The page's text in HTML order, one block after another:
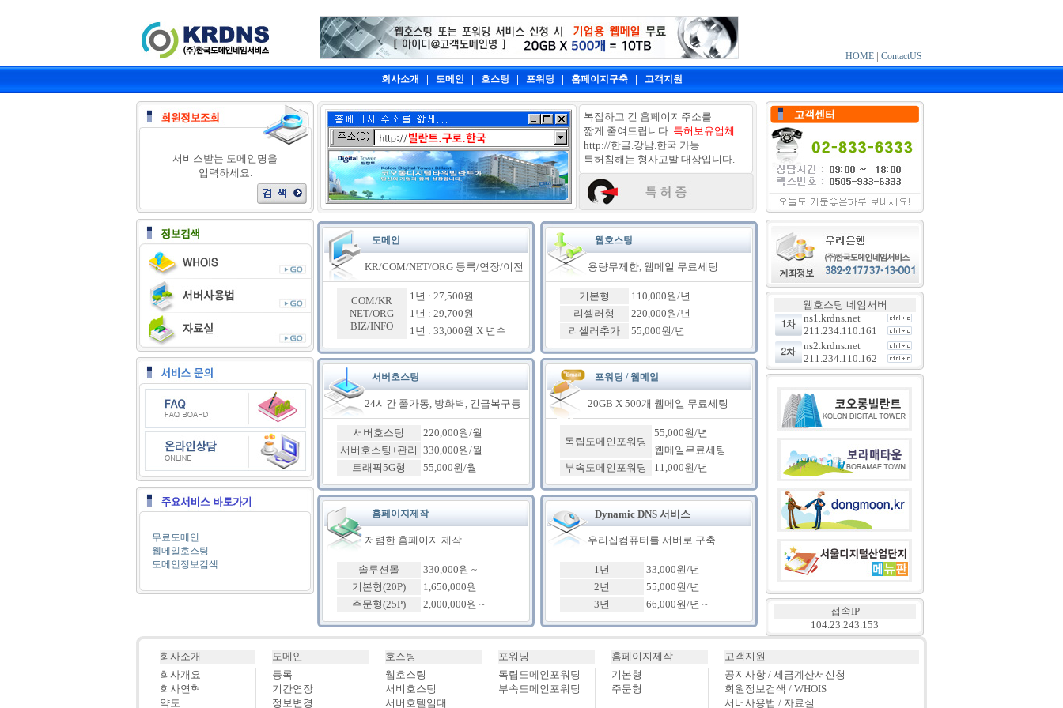
HOME | ContactUS
회사소개 | 도메인 | 호스팅 | 포워딩 | 홈페이지구축 | 고객지원
서비스받는 도메인명을
입력하세요.
무료도메인
웹메일호스팅
도메인정보검색
복잡하고 긴 홈페이지주소를
짧게 줄여드립니다. 특허보유업체
http://한글.강남.한국 가능
특허침해는 형사고발 대상입니다.
도메인
KR/COM/NET/ORG 등록/연장/이전
COM/KR
NET/ORG
BIZ/INFO
1년 : 27,500원
1년 : 29,700원
1년 : 33,000원 X 년수
웹호스팅
용량무제한, 웹메일 무료세팅
기본형
110,000원/년
리셀러형
220,000원/년
리셀러추가
55,000원/년
서버호스팅
24시간 풀가동, 방화벽, 긴급복구등
서버호스팅
220,000원/월
서버호스팅+관리 330,000원/월
트래픽5G형
55,000원/월
포워딩 / 웹메일
20GB X 500개 웹메일 무료세팅
독립도메인포워딩
55,000원/년
웹메일무료세팅
부속도메인포워딩
11,000원/년
홈페이지제작
저렴한 홈페이지 제작
솔루션몰
330,000원 ~
기본형(20P)
1,650,000원
주문형(25P)
2,000,000원 ~
Dynamic DNS 서비스
우리집컴퓨터를 서버로 구축
1년
33,000원/년
2년
55,000원/년
3년
66,000원/년 ~
웹호스팅 네임서버
ns1.krdns.net
211.234.110.161
ns2.krdns.net
211.234.110.162
접속IP
104.23.243.153
회사소개 도메인 호스팅 포워딩 홈페이지제작
고객지원
회사개요
회사연혁
약도
등록
기간연장
정보변경
웹호스팅
서비호스팅
서버호텔임대
독립도메인포워딩
부속도메인포워딩
기본형
주문형
공지사항 / 세금계산서신청
회원정보검색 / WHOIS
서버사용법 / 자료실